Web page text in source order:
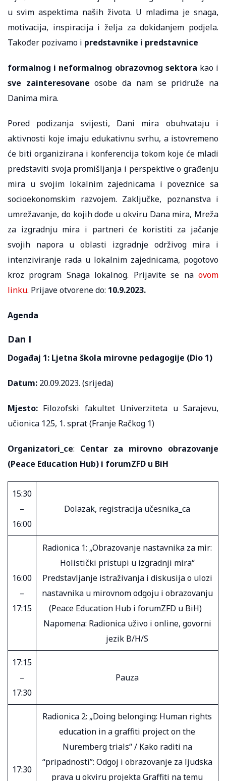
u svim aspektima naših života. U mladima je snaga,
motivacija, inspiracija i želja za dokidanjem podjela.
Također pozivamo i predstavnike i predstavnice
formalnog i neformalnog obrazovnog sektora kao i
sve zainteresovane osobe da nam se pridruže na
Danima mira.
Pored podizanja svijesti, Dani mira obuhvataju i
aktivnosti koje imaju edukativnu svrhu, a istovremeno
će biti organizirana i konferencija tokom koje će mladi
predstaviti svoja promišljanja i perspektive o građenju
mira u svojim lokalnim zajednicama i poveznice sa
socioekonomskim razvojem. Zaključke, poznanstva i
umrežavanje, do kojih dođe u okviru Dana mira, Mreža
za izgradnju mira i partneri će koristiti za jačanje
svojih napora u oblasti izgradnje održivog mira i
intenziviranje rada u lokalnim zajednicama, pogotovo
kroz program Snaga lokalnog. Prijavite se na ovom
linku. Prijave otvorene do: 10.9.2023.
Agenda
Dan I
Događaj 1: Ljetna škola mirovne pedagogije (Dio 1)
Datum: 20.09.2023. (srijeda)
Mjesto: Filozofski fakultet Univerziteta u Sarajevu,
učionica 125, 1. sprat (Franje Račkog 1)
Organizatori_ce: Centar za mirovno obrazovanje
(Peace Education Hub) i forumZFD u BiH
15:30
–
16:00
Dolazak, registracija učesnika_ca
16:00
–
17:15
Radionica 1: „Obrazovanje nastavnika za mir:
Holistički pristupi u izgradnji mira“
Predstavljanje istraživanja i diskusija o ulozi
nastavnika u mirovnom odgoju i obrazovanju
(Peace Education Hub i forumZFD u BiH)
Napomena: Radionica uživo i online, govorni
jezik B/H/S
17:15
–
17:30
Pauza
17:30
Radionica 2: „Doing belonging: Human rights
education in a graffiti project on the
Nuremberg trials“ / Kako raditi na
“pripadnosti”: Odgoj i obrazovanje za ljudska
prava u okviru projekta Graffiti na temu